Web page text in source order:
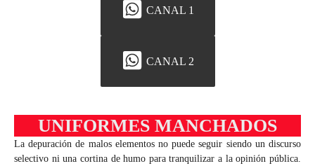
CANAL 1
CANAL 2
UNIFORMES MANCHADOS
La depuración de malos elementos no puede seguir siendo un discurso
selectivo ni una cortina de humo para tranquilizar a la opinión pública.